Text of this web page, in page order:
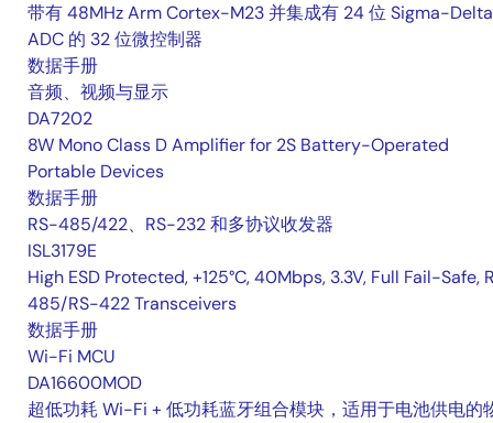
带有 48MHz Arm Cortex-M23 并集成有 24 位 Sigma-Delta
ADC 的 32 位微控制器
数据手册
音频、视频与显示
DA7202
8W Mono Class D Amplifier for 2S Battery-Operated
Portable Devices
数据手册
RS-485/422、RS-232 和多协议收发器
ISL3179E
High ESD Protected, +125°C, 40Mbps, 3.3V, Full Fail-Safe,
485/RS-422 Transceivers
数据手册
Wi-Fi MCU
DA16600MOD
超低功耗 Wi-Fi + 低功耗蓝牙组合模块，适用于电池供电的